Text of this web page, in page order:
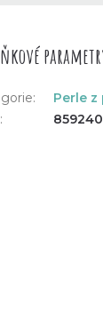
:
Perle z
: